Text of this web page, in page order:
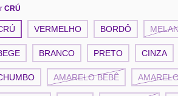
CRÚ
VERMELHO BORDÔ
BRANCO PRETO CINZA
AMARELO BEBÊ